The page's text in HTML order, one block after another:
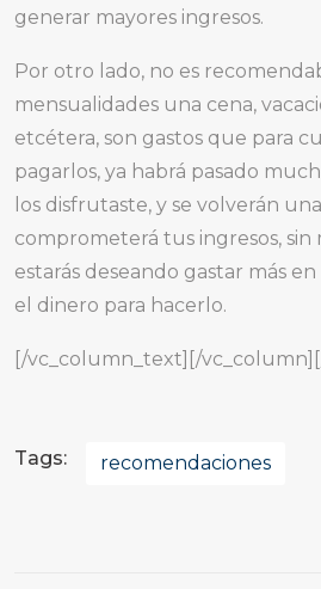
generar mayores ingresos.
Por otro lado, no es
mensualidades una cena,
etcétera, son gastos que para
pagarlos, ya habrá pasado
los disfrutaste, y se volverán
comprometerá tus ingresos, sin
estarás deseando gastar más
el dinero para hacerlo.
[/vc_column_text][/
Tags: recomendaciones